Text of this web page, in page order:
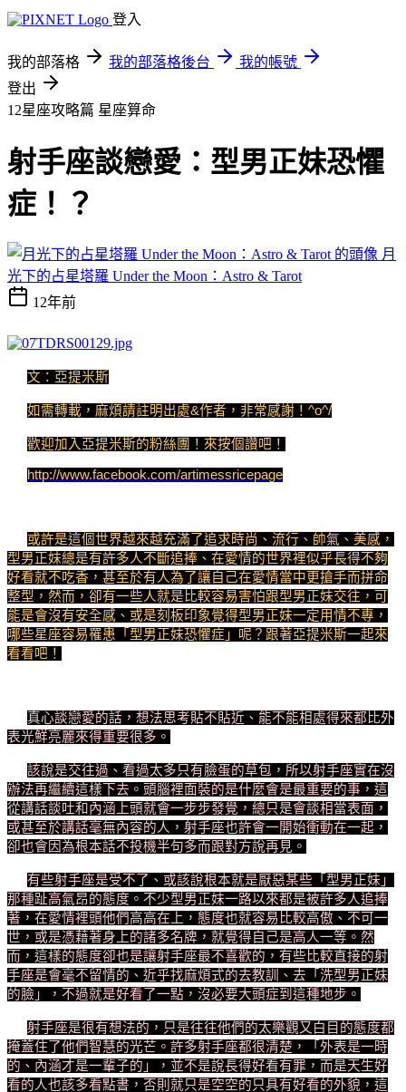
登入
我的部落格 我的部落格後台
我的帳號
登出
12星座攻略篇 星座算命
射手座談戀愛：型男正妹恐懼
症！？
月
光下的占星塔羅 Under the Moon：Astro & Tarot
12年前
文：亞提米斯
如需轉載，麻煩請註明出處&作者，非常感謝！^o^/
歡迎加入亞提米斯的粉絲團！來按個讚吧！
http://www.facebook.com/artimessricepage
或許是這個世界越來越充滿了追求時尚、流行、帥氣、美感，
型男正妹總是有許多人不斷追捧、在愛情的世界裡似乎長得不夠
好看就不吃香，甚至於有人為了讓自己在愛情當中更搶手而拼命
整型，然而，卻有一些人就是比較容易害怕跟型男正妹交往，可
能是會沒有安全感、或是刻板印象覺得型男正妹一定用情不專，
哪些星座容易罹患「型男正妹恐懼症」呢？跟著亞提米斯一起來
看看吧！
真心談戀愛的話，想法思考貼不貼近、能不能相處得來都比外
表光鮮亮麗來得重要很多。
該說是交往過、看過太多只有臉蛋的草包，所以射手座實在沒
辦法再繼續這樣下去。頭腦裡面裝的是什麼會是最重要的事，這
從講話談吐和內涵上頭就會一步步發覺，總只是會談相當表面，
或甚至於講話毫無內容的人，射手座也許會一開始衝動在一起，
卻也會因為根本話不投機半句多而跟對方說再見。
有些射手座是受不了、或該說根本就是厭惡某些「型男正妹」
那種趾高氣昂的態度。不少型男正妹一路以來都是被許多人追捧
著，在愛情裡頭他們高高在上，態度也就容易比較高傲、不可一
世，或是憑藉著身上的諸多名牌，就覺得自己是高人一等。然
而，這樣的態度卻也是讓射手座最不喜歡的，有些比較直接的射
手座是會毫不留情的、近乎找麻煩式的去教訓、去「洗型男正妹
的臉」，不過就是好看了一點，沒必要大頭症到這種地步。
射手座是很有想法的，只是往往他們的太樂觀又白目的態度都
掩蓋住了他們智慧的光芒。許多射手座都很清楚，「外表是一時
的、內涵才是一輩子的」，並不是說長得好看有罪，而是天生好
看的人也該多看點書，否則就只是空空的只具有好看的外貌，這